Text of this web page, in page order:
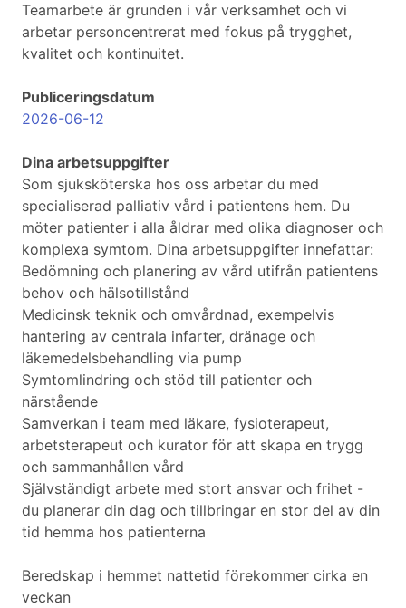
Teamarbete är grunden i vår verksamhet och vi
arbetar personcentrerat med fokus på trygghet,
kvalitet och kontinuitet.
Publiceringsdatum
2026-06-12
Dina arbetsuppgifter
Som sjuksköterska hos oss arbetar du med
specialiserad palliativ vård i patientens hem. Du
möter patienter i alla åldrar med olika diagnoser och
komplexa symtom. Dina arbetsuppgifter innefattar:
Bedömning och planering av vård utifrån patientens
behov och hälsotillstånd
Medicinsk teknik och omvårdnad, exempelvis
hantering av centrala infarter, dränage och
läkemedelsbehandling via pump
Symtomlindring och stöd till patienter och
närstående
Samverkan i team med läkare, fysioterapeut,
arbetsterapeut och kurator för att skapa en trygg
och sammanhållen vård
Självständigt arbete med stort ansvar och frihet -
du planerar din dag och tillbringar en stor del av din
tid hemma hos patienterna
Beredskap i hemmet nattetid förekommer cirka en
veckan